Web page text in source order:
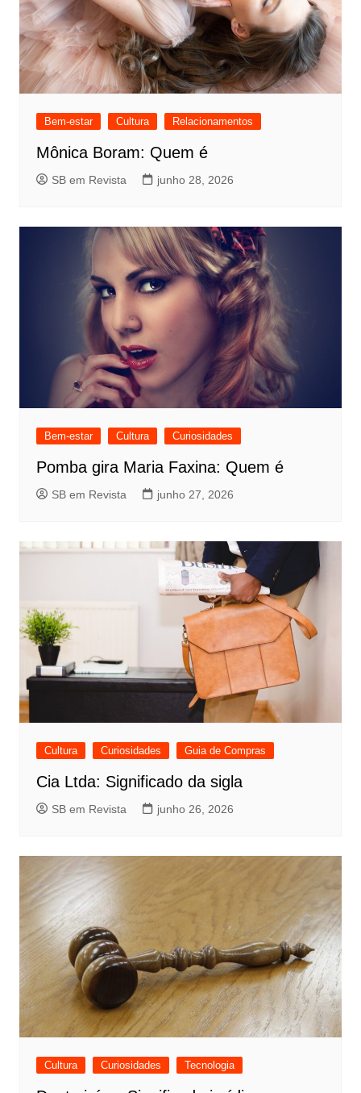
Bem-estar Cultura Relacionamentos
Mônica Boram: Quem é
SB em Revista junho 28, 2026
Bem-estar Cultura Curiosidades
Pomba gira Maria Faxina: Quem é
SB em Revista junho 27, 2026
Cultura Curiosidades Guia de Compras
Cia Ltda: Significado da sigla
SB em Revista junho 26, 2026
Cultura Curiosidades Tecnologia